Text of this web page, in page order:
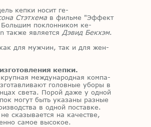
кеп­ки но­сит ге­
Стэтхема в филь­ме "Эф­фект
по­клон­ни­ком ке­
та­к­же яв­ля­ет­ся Дэвид Бекхэм.
для муж­чин, так и для жен­
кепки.
меж­ду­на­род­ная ком­па­
го­лов­ные убо­ры в
све­та. По­рой даже у од­ной
мо­гут быть ука­за­ны раз­ные
в од­ной по­став­ке.
ска­зы­ва­ет­ся на ка­че­стве,
са­мое вы­со­кое.